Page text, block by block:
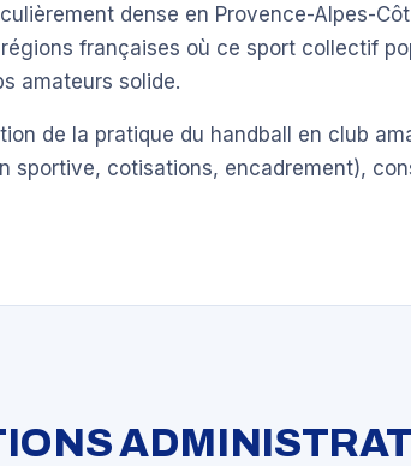
dense en Provence-Alpes-
françaises où ce sport collectif
amateurs solide.
de la pratique du handball en club
sportive, cotisations, encadrement),